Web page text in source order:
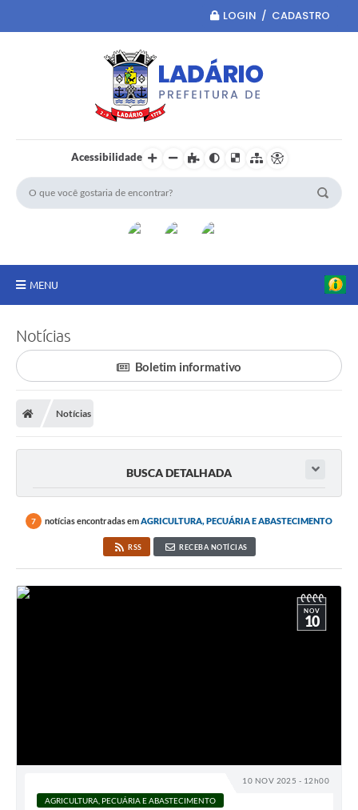
LOGIN / CADASTRO
Acessibilidade
MENU
Portal da Transparência
LICITAÇÕES E CONTRATOS
Secretarias
Leis e Decretos
Nossa Cidade
Serviços Online
Telefones Úteis
Notícias
Boletim informativo
Notícias
BUSCA DETALHADA
7 notícias encontradas emAGRICULTURA, PECUÁRIA E ABASTECIMENTO
RSS RECEBA NOTÍCIAS
10 NOV 2025 - 12h00
NOV
10
AGRICULTURA, PECUÁRIA E ABASTECIMENTO